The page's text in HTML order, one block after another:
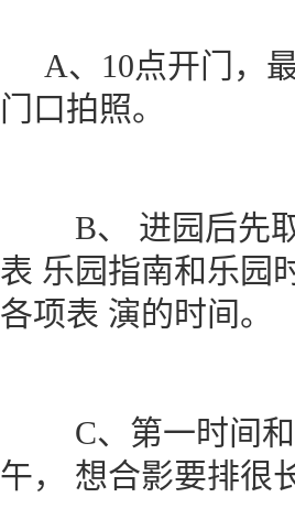
A、10点开门，最
门口拍照。
B、 进园后先取
表 乐园指南和乐园
各项表 演的时间。
C、第一时间和
午， 想合影要排很